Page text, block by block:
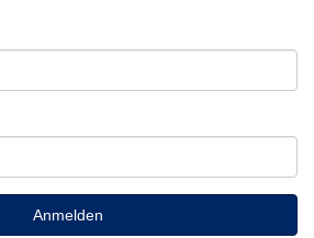
Anmelden